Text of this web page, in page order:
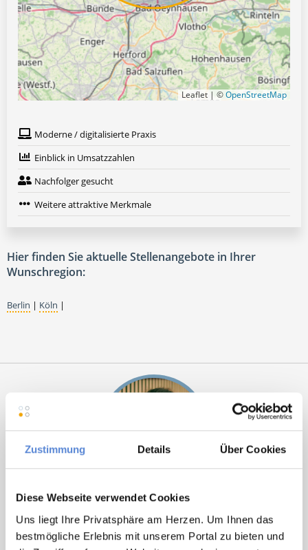
Zustimmung Details Über Cookies
Diese Webseite verwendet Cookies
Uns liegt Ihre Privatsphäre am Herzen. Um Ihnen das
bestmögliche Erlebnis mit unserem Portal zu bieten und
Leaflet | ©OpenStreetMap
Moderne / digitalisierte Praxis
Einblick in Umsatzzahlen
Nachfolger gesucht
Weitere attraktive Merkmale
Hier finden Sie aktuelle Stellenangebote in Ihrer
Wunschregion:
Berlin | Köln |
Laura Holstein
Ansprechpartnerin